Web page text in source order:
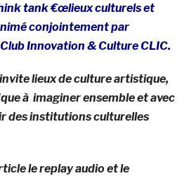
tank €œlieux culturels et
conjointement par
Innovation & Culture CLIC.
lieux de culture artistique,
à imaginer ensemble et avec
des institutions culturelles
le replay audio et le